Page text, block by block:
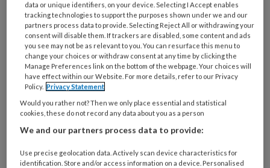
Kinderen blijken minder vaak ziek te worden
dan volwassenen, binnen de gezinnen die zijn
onderzocht. Ook wijzen de gegevens erop dat
data or unique identifiers, on your device. Selecting I Accept enables
tracking technologies to support the purposes shown under we and our
partners process data to provide. Selecting Reject All or withdrawing your
consent will disable them. If trackers are disabled, some content and ads
you see may not be as relevant to you. You can resurface this menu to
change your choices or withdraw consent at any time by clicking the
Manage Preferences link on the bottom of the webpage. Your choices will
have effect within our Website. For more details, refer to our Privacy
Policy. Privacy Statement
Would you rather not? Then we only place essential and statistical
cookies, these do not record any data about you as a person
We and our partners process data to provide:
Use precise geolocation data. Actively scan device characteristics for
identification. Store and/or access information on a device. Personalised